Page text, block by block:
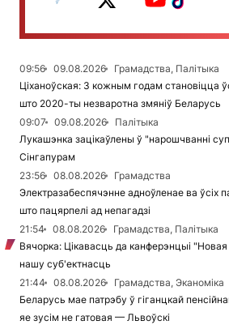
09:56 09.08.2026
Грамадства, Палітыка
Ціханоўская: З кожным годам становіцца
што 2020-ты незваротна змяніў Беларусь
09:07
09.08.2026
Палітыка
Лукашэнка зацікаўлены ў "нарошчванні
Сінгапурам
23:56
08.08.2026
Грамадства
Электразабеспячэнне адноўленае ва ўсіх
што пацярпелі ад непагадзі
21:54
08.08.2026
Грамадства, Палітыка
Вячорка: Цікавасць да канферэнцыі
нашу суб'ектнасць
21:44
08.08.2026
Грамадства, Эканоміка
Беларусь мае патрэбу ў гіганцкай
яе зусім не гатовая — Львоўскі